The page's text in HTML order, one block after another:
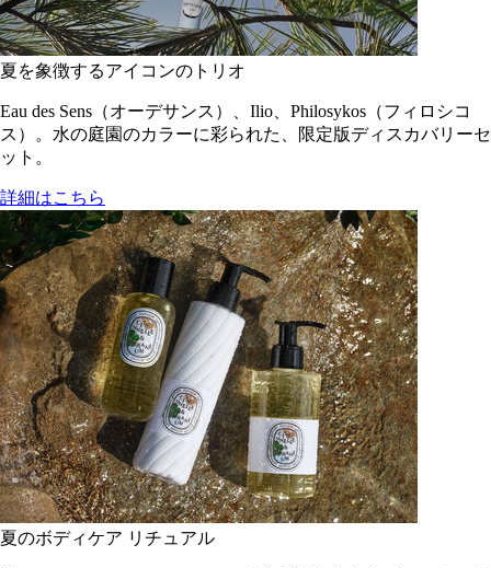
夏を象徴するアイコンのトリオ
Eau des Sens（オーデサンス）、Ilio、Philosykos（フィロシコ
ス）。水の庭園のカラーに彩られた、限定版ディスカバリーセ
ット。
詳細はこちら
夏のボディケア リチュアル